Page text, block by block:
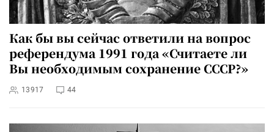
Как бы вы сейчас ответили на вопрос
референдума 1991 года «Считаете ли
Вы необходимым сохранение СССР?»
13917 44